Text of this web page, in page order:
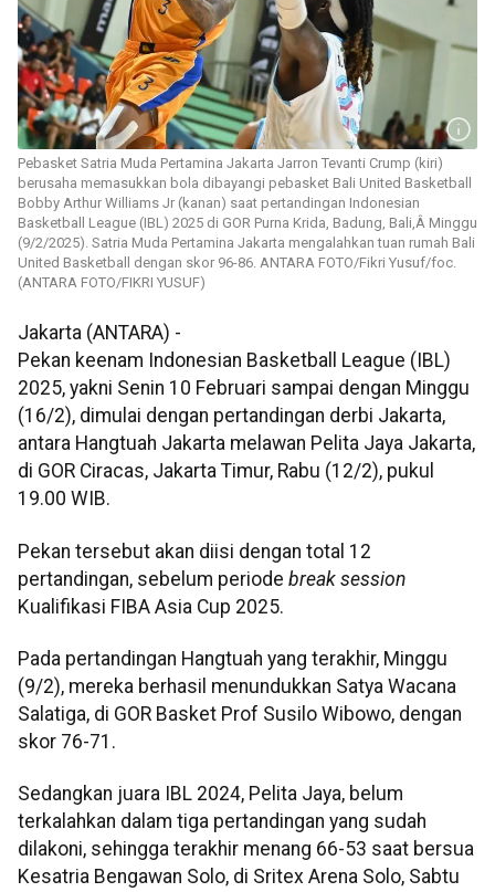
Pebasket Satria Muda Pertamina Jakarta Jarron Tevanti Crump (kiri)
berusaha memasukkan bola dibayangi pebasket Bali United Basketball
Bobby Arthur Williams Jr (kanan) saat pertandingan Indonesian
Basketball League (IBL) 2025 di GOR Purna Krida, Badung, Bali,Â Minggu
(9/2/2025). Satria Muda Pertamina Jakarta mengalahkan tuan rumah Bali
United Basketball dengan skor 96-86. ANTARA FOTO/Fikri Yusuf/foc.
(ANTARA FOTO/FIKRI YUSUF)
Jakarta (ANTARA) -
Pekan keenam Indonesian Basketball League (IBL)
2025, yakni Senin 10 Februari sampai dengan Minggu
(16/2), dimulai dengan pertandingan derbi Jakarta,
antara Hangtuah Jakarta melawan Pelita Jaya Jakarta,
di GOR Ciracas, Jakarta Timur, Rabu (12/2), pukul
19.00 WIB.
Pekan tersebut akan diisi dengan total 12
pertandingan, sebelum periode break session
Kualifikasi FIBA Asia Cup 2025.
Pada pertandingan Hangtuah yang terakhir, Minggu
(9/2), mereka berhasil menundukkan Satya Wacana
Salatiga, di GOR Basket Prof Susilo Wibowo, dengan
skor 76-71.
Sedangkan juara IBL 2024, Pelita Jaya, belum
terkalahkan dalam tiga pertandingan yang sudah
dilakoni, sehingga terakhir menang 66-53 saat bersua
Kesatria Bengawan Solo, di Sritex Arena Solo, Sabtu